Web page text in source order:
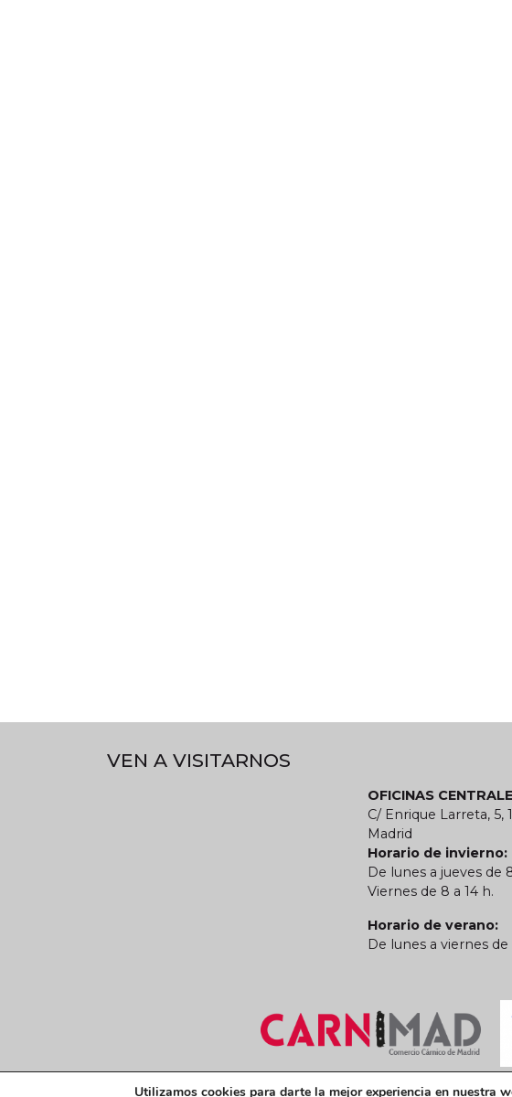
VEN A VISITARNOS
OFICINAS
C/ Enrique Larreta, 5,
Madrid
Horario de invierno:
De lunes a jueves de
Viernes de 8 a 14 h.
Horario de verano:
De lunes a viernes de
Términos y condiciones legales Política de privacidad
Utilizamos cookies para darte la mejor experiencia en nuestra